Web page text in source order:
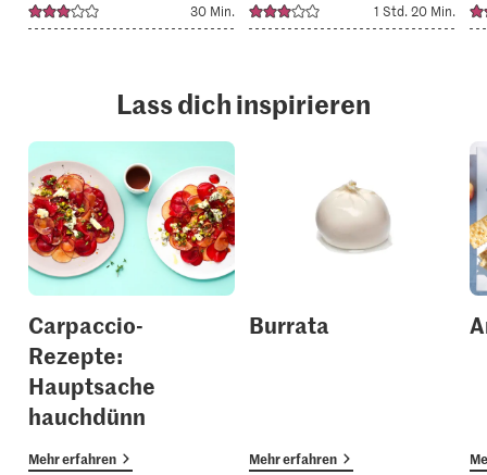
30 Min. 1 Std. 20 Min.
Lass dich inspirieren
Carpaccio-
Rezepte:
Hauptsache
hauchdünn
Mehr erfahren
Burrata
Mehr erfahren